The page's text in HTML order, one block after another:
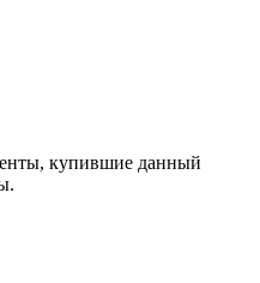
купившие данный